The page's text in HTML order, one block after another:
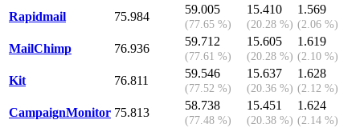
Rapidmail 75.984
59.005
(77.65 %)
15.410
(20.28 %)
1.569
(2.06 %)
MailChimp 76.936
59.712
(77.61 %)
15.605
(20.28 %)
1.619
(2.10 %)
Kit 76.811
59.546
(77.52 %)
15.637
(20.36 %)
1.628
(2.12 %)
CampaignMonitor 75.813
58.738
(77.48 %)
15.451
(20.38 %)
1.624
(2.14 %)